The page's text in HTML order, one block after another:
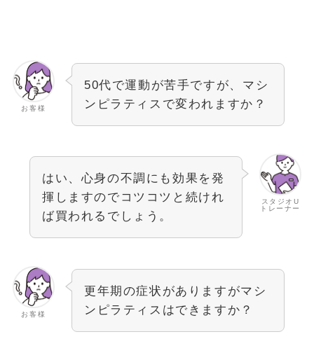
お客様
50代で運動が苦手ですが、マシ
ンピラティスで変われますか？
スタジオU
トレーナー
はい、心身の不調にも効果を発
揮しますのでコツコツと続けれ
ば買われるでしょう。
お客様
更年期の症状がありますがマシ
ンピラティスはできますか？